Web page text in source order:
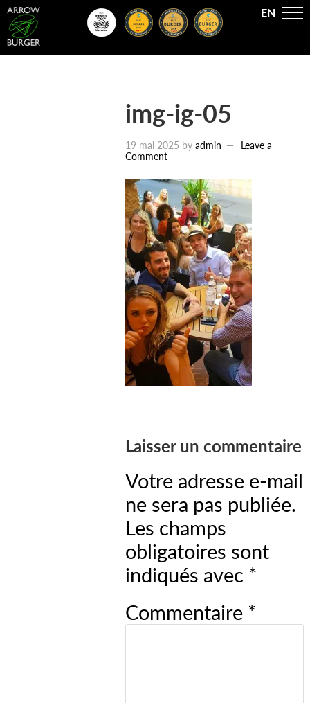
EN
img-ig-05
19 mai 2025 by admin
Leave a
Comment
Laisser un commentaire
Votre adresse e-mail
ne sera pas publiée.
Les champs
obligatoires sont
indiqués avec *
Commentaire *